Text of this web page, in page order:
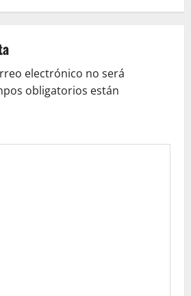
electrónico no será
obligatorios están